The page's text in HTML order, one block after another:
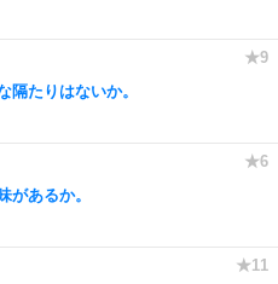
隔たりはないか。
があるか。